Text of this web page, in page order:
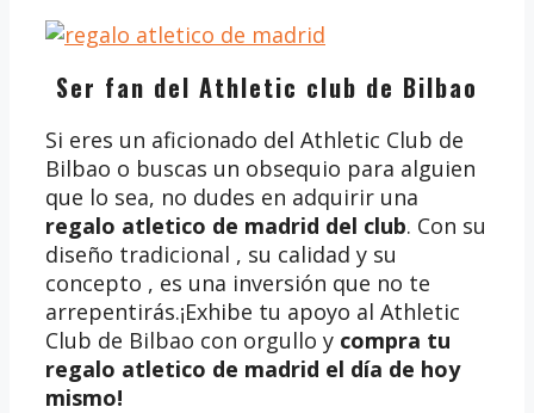
Ser fan del Athletic club de Bilbao
Si eres un aficionado del Athletic Club de
Bilbao o buscas un obsequio para alguien
que lo sea, no dudes en adquirir una
regalo atletico de madrid del club. Con su
diseño tradicional , su calidad y su
concepto , es una inversión que no te
arrepentirás.¡Exhibe tu apoyo al Athletic
Club de Bilbao con orgullo y compra tu
regalo atletico de madrid el día de hoy
mismo!